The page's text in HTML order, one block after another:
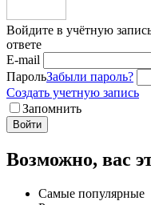
Войдите в учётную
ответе
E-mail
ПарольЗабыли пароль?
Создать учетную запись
Запомнить
Войти
Возможно, вас
Самые популярные